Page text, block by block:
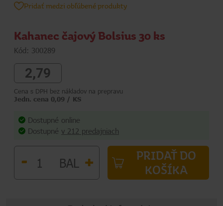
Pridať medzi obľúbené produkty
Kahanec čajový Bolsius 30 ks
Kód: 300289
2,79
Cena s DPH bez nákladov na prepravu
Jedn. cena 0,09 / KS
Dostupné online
Dostupné v 212 predajniach
- BAL +
PRIDAŤ DO
KOŠÍKA